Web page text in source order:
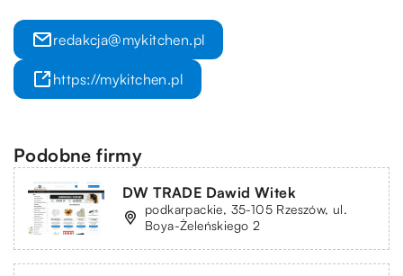
redakcja@mykitchen.pl
https://mykitchen.pl
Podobne firmy
DW TRADE Dawid Witek
podkarpackie, 35-105 Rzeszów, ul.
Boya-Żeleńskiego 2